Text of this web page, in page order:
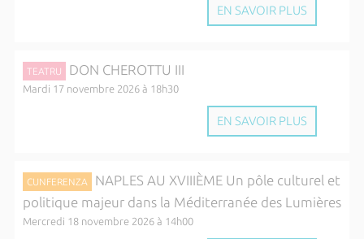
EN SAVOIR PLUS
TEATRU DON CHEROTTU III
Mardi 17 novembre 2026 à 18h30
EN SAVOIR PLUS
CUNFERENZA
NAPLES AU XVIIIÈME Un pôle culturel et
politique majeur dans la Méditerranée des Lumières
Mercredi 18 novembre 2026 à 14h00